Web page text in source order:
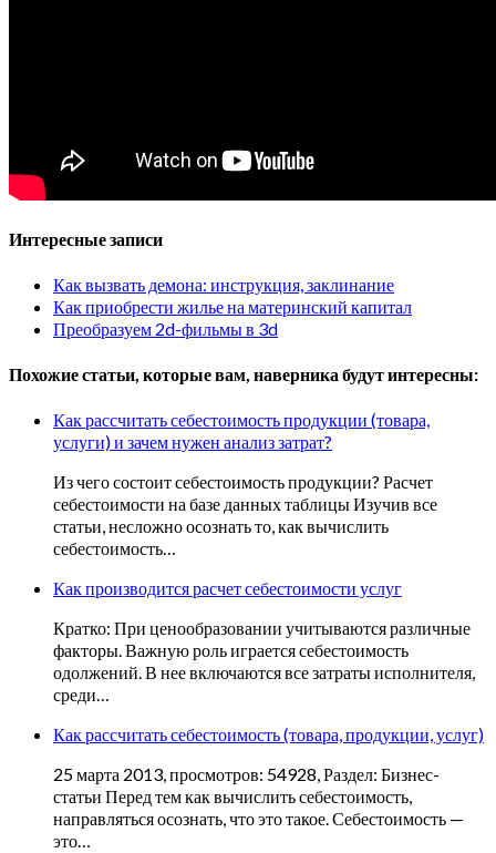
Интересные записи
Как вызвать демона: инструкция, заклинание
Как приобрести жилье на материнский капитал
Преобразуем 2d-фильмы в 3d
Похожие статьи, которые вам, наверника будут интересны:
Как рассчитать себестоимость продукции (товара,
услуги) и зачем нужен анализ затрат?
Из чего состоит себестоимость продукции? Расчет
себестоимости на базе данных таблицы Изучив все
статьи, несложно осознать то, как вычислить
себестоимость…
Как производится расчет себестоимости услуг
Кратко: При ценообразовании учитываются различные
факторы. Важную роль играется себестоимость
одолжений. В нее включаются все затраты исполнителя,
среди…
Как рассчитать себестоимость (товара, продукции, услуг)
25 марта 2013, просмотров: 54928, Раздел: Бизнес-
статьи Перед тем как вычислить себестоимость,
направляться осознать, что это такое. Себестоимость —
это…